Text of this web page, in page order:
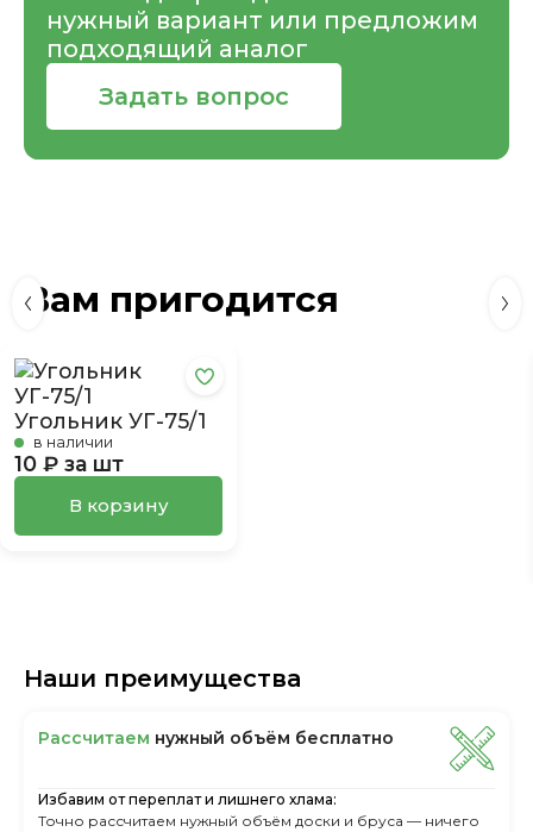
нужный вариант или предложим
подходящий аналог
Задать вопрос
Вам пригодится
Угольник УГ-75/1
в наличии
10 ₽ за шт
В корзину
Наши преимущества
Рассчитаем нужный объём бесплатно
Избавим от переплат и лишнего хлама:
Точно рассчитаем нужный объём доски и бруса — ничего